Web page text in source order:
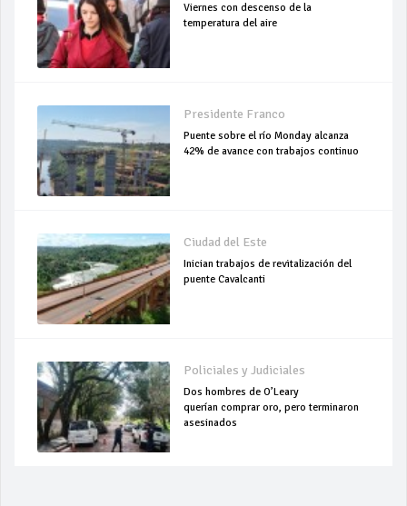
Viernes con descenso de la
temperatura del aire
Presidente Franco
Puente sobre el río Monday alcanza
42% de avance con trabajos continuo
Ciudad del Este
Inician trabajos de revitalización del
puente Cavalcanti
Policiales y Judiciales
Dos hombres de O’Leary
querían comprar oro, pero terminaron
asesinados